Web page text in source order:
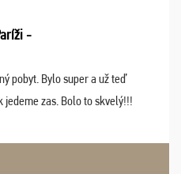
-
pobyt. Bylo super a už teď
jedeme zas. Bolo to skvelý!!!